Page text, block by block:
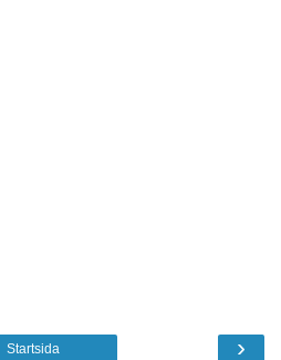
›
Startsida